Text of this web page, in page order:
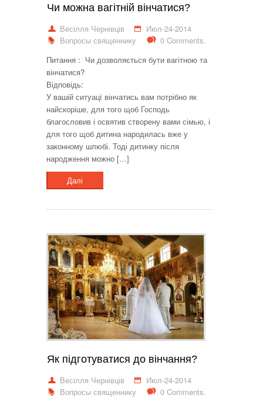
Чи можна вагітній вінчатися?
Весілля Чернівців
Июл-24-2014
Вопросы священнику
0 Comments.
Питання : Чи дозволяється бути вагітною та
вінчатися?
Відповідь:
У вашій ситуацї вінчатись вам потрібно як
найскоріше, для того щоб Господь
благословив і освятив створену вами сімью, і
для того щоб дитина народилась вже у
законному шлюбі. Тоді дитинку після
народження можно […]
Далі
Як підготуватися до вінчання?
Весілля Чернівців
Июл-24-2014
Вопросы священнику
0 Comments.